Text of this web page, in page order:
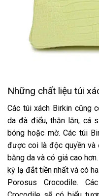
Những chất liệu túi
Các túi xách Birkin cũng
da đà điểu, thằn lằn, cá
bóng hoặc mờ. Các túi
được coi là độc quyền
bằng da và có giá cao
kỳ lạ đắt tiền nhất và có
Porosus Crocodile.